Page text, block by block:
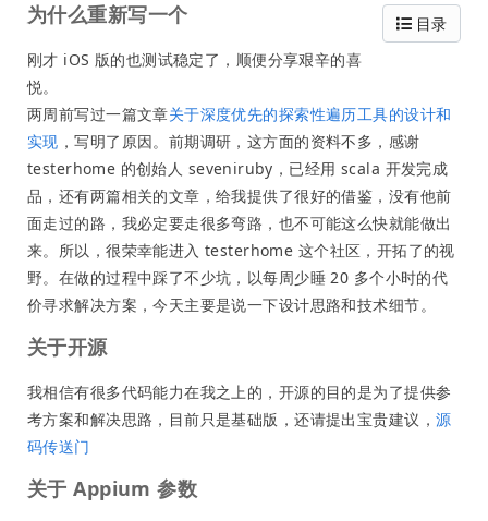
目录
为什么重新写一个
刚才 iOS 版的也测试稳定了，顺便分享艰辛的喜
悦。
两周前写过一篇文章关于深度优先的探索性遍历工具的设计和
实现 ，写明了原因。前期调研，这方面的资料不多，感谢
testerhome 的创始人 seveniruby，已经用 scala 开发完成
品，还有两篇相关的文章，给我提供了很好的借鉴，没有他前
面走过的路，我必定要走很多弯路，也不可能这么快就能做出
来。所以，很荣幸能进入 testerhome 这个社区，开拓了的视
野。在做的过程中踩了不少坑，以每周少睡 20 多个小时的代
价寻求解决方案，今天主要是说一下设计思路和技术细节。
关于开源
我相信有很多代码能力在我之上的，开源的目的是为了提供参
考方案和解决思路，目前只是基础版，还请提出宝贵建议， 源
码传送门
关于 Appium 参数